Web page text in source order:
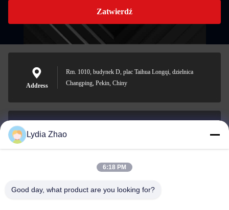
Zatwierdź
Address
Rm. 1010, budynek D, plac Taihua Longqi, dzielnica
Changping, Pekin, Chiny
jesingd@vip.sina.com
0086-10-62574092
Lydia Zhao
6:18 PM
Good day, what product are you looking for?